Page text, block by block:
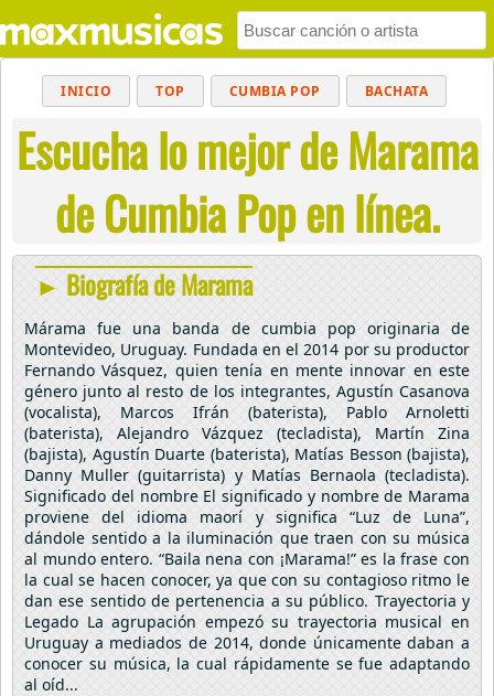
INICIO TOP CUMBIA POP BACHATA
MUSICA CRISTIANA REGGAETON
BALADAS ALTERNATIVO ELECTRÓNICA
CUMBIAS
Escucha lo mejor de Marama
de Cumbia Pop en línea.
► Biografía de Marama
Márama fue una banda de cumbia pop originaria de
Montevideo, Uruguay. Fundada en el 2014 por su productor
Fernando Vásquez, quien tenía en mente innovar en este
género junto al resto de los integrantes, Agustín Casanova
(vocalista), Marcos Ifrán (baterista), Pablo Arnoletti
(baterista), Alejandro Vázquez (tecladista), Martín Zina
(bajista), Agustín Duarte (baterista), Matías Besson (bajista),
Danny Muller (guitarrista) y Matías Bernaola (tecladista).
Significado del nombre El significado y nombre de Marama
proviene del idioma maorí y significa “Luz de Luna”,
dándole sentido a la iluminación que traen con su música
al mundo entero. “Baila nena con ¡Marama!” es la frase con
la cual se hacen conocer, ya que con su contagioso ritmo le
dan ese sentido de pertenencia a su público. Trayectoria y
Legado La agrupación empezó su trayectoria musical en
Uruguay a mediados de 2014, donde únicamente daban a
conocer su música, la cual rápidamente se fue adaptando
al oíd...